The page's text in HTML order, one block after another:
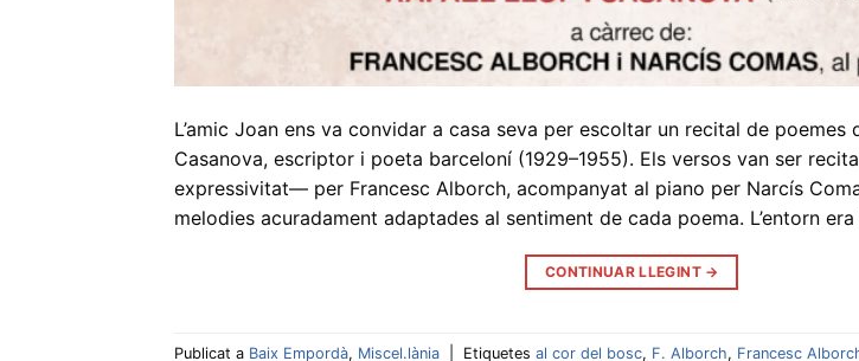
L’amic Joan ens va convidar a casa seva per escoltar un recital de poemes
Casanova, escriptor i poeta barceloní (1929–1955). Els versos van ser
expressivitat— per Francesc Alborch, acompanyat al piano per Narcís
melodies acuradament adaptades al sentiment de cada poema. L’entorn
CONTINUAR LLEGINT →
Publicat a Baix Empordà, Miscel.lània Etiquetes al cor del bosc, F. Alborch, Francesc